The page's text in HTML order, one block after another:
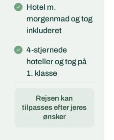
Hotel m.
morgenmad og tog
inkluderet
4-stjernede
hoteller og tog på
1. klasse
Rejsen kan
tilpasses efter jeres
ønsker